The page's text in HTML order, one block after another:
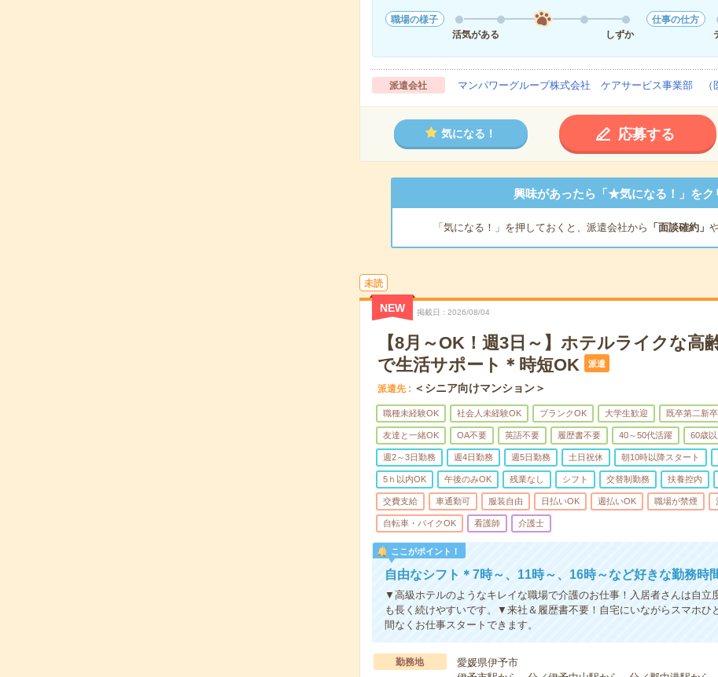
職場の様子
活気がある
しずか
仕事の仕方
派遣会社 マンパワーグループ株式会社 ケアサービス事業部 （
気になる！ 応募する
興味があったら「★気になる！」をク
「気になる！」を押しておくと、派遣会社から 「面談確約」
未読
NEW 掲載日 2026/08/04
【8月～OK！週3日～】ホテルライクな高
で生活サポート＊時短OK
派遣
派遣先 ＜シニア向けマンション＞
職種未経験OK 社会人未経験OK ブランクOK 大学生歓迎 既卒第二新
友達と一緒OK OA不要 英語不要 履歴書不要 40～50代活躍 60歳
週2～3日勤務 週4日勤務 週5日勤務 土日祝休 朝10時以降スタート
5ｈ以内OK 午後のみOK 残業なし シフト 交替制勤務 扶養控内
交費支給 車通勤可 服装自由 日払いOK 週払いOK 職場が禁煙
自転車・バイクOK 看護師 介護士
ここがポイント！
自由なシフト＊7時～、11時～、16時～など好きな勤務時
▼高級ホテルのようなキレイな職場で介護のお仕事！入居者さんは自立
も長く続けやすいです。▼来社＆履歴書不要！自宅にいながらスマホひ
間なくお仕事スタートできます。
勤務地
愛媛県伊予市